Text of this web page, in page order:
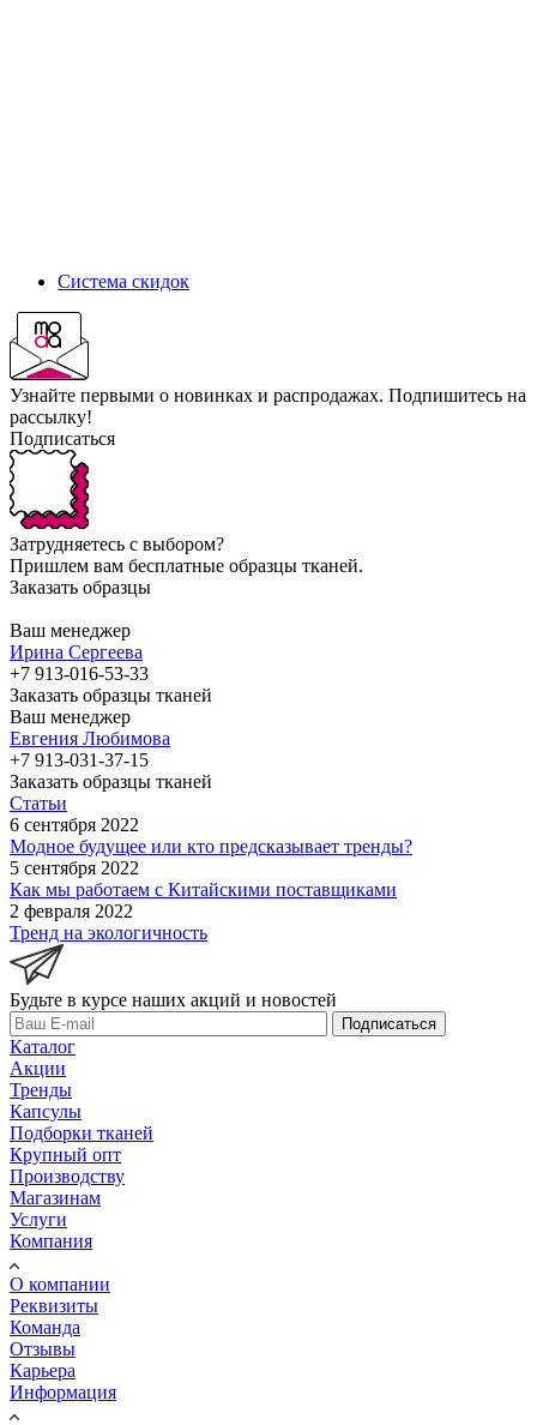
Система скидок
Узнайте первыми о новинках и распродажах. Подпишитесь на
рассылку!
Подписаться
Затрудняетесь с выбором?
Пришлем вам бесплатные образцы тканей.
Заказать образцы
Ваш менеджер
Ирина Сергеева
+7 913-016-53-33
Заказать образцы тканей
Ваш менеджер
Евгения Любимова
+7 913-031-37-15
Заказать образцы тканей
Статьи
6 сентября 2022
Модное будущее или кто предсказывает тренды?
5 сентября 2022
Как мы работаем с Китайскими поставщиками
2 февраля 2022
Тренд на экологичность
Будьте в курсе наших акций и новостей
Подписаться
Каталог
Акции
Тренды
Капсулы
Подборки тканей
Крупный опт
Производству
Магазинам
Услуги
Компания
О компании
Реквизиты
Команда
Отзывы
Карьера
Информация